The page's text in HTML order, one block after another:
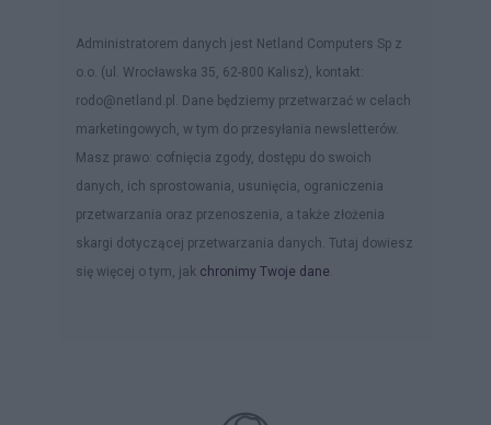
Administratorem danych jest Netland Computers Sp z
o.o. (ul. Wrocławska 35, 62-800 Kalisz), kontakt:
rodo@netland.pl. Dane będziemy przetwarzać w celach
marketingowych, w tym do przesyłania newsletterów.
Masz prawo: cofnięcia zgody, dostępu do swoich
danych, ich sprostowania, usunięcia, ograniczenia
przetwarzania oraz przenoszenia, a także złożenia
skargi dotyczącej przetwarzania danych. Tutaj dowiesz
się więcej o tym, jak chronimy Twoje dane.